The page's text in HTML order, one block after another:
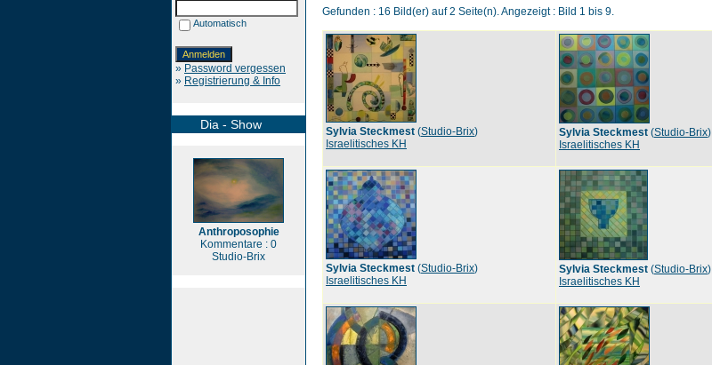
Automatisch
» Password vergessen
» Registrierung & Info
Dia - Show
Anthroposophie
Kommentare : 0
Studio-Brix
Gefunden : 16 Bild(er) auf 2 Seite(n). Angezeigt : Bild 1 bis 9.
Sylvia Steckmest (Studio-Brix)
Israelitisches KH
Sylvia Steckmest (Studio-Brix)
Israelitisches KH
Sylvia Steckmest (Studio-Brix)
Israelitisches KH
Sylvia Steckmest (Studio-Brix)
Israelitisches KH